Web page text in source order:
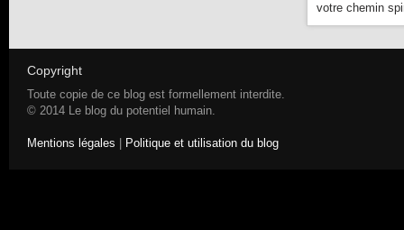
votre chemin
Copyright
Toute copie de ce blog est formellement interdite.
© 2014 Le blog du potentiel humain.
Mentions légales Politique et utilisation du blog